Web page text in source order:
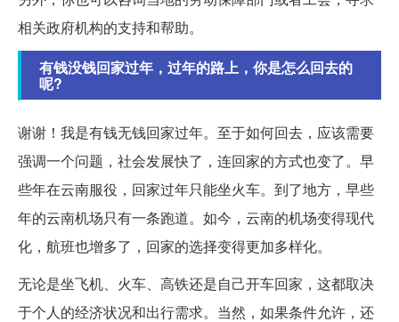
相关政府机构的支持和帮助。
有钱没钱回家过年，过年的路上，你是怎么回去的
呢?
谢谢！我是有钱无钱回家过年。至于如何回去，应该需要
强调一个问题，社会发展快了，连回家的方式也变了。早
些年在云南服役，回家过年只能坐火车。到了地方，早些
年的云南机场只有一条跑道。如今，云南的机场变得现代
化，航班也增多了，回家的选择变得更加多样化。
无论是坐飞机、火车、高铁还是自己开车回家，这都取决
于个人的经济状况和出行需求。当然，如果条件允许，还